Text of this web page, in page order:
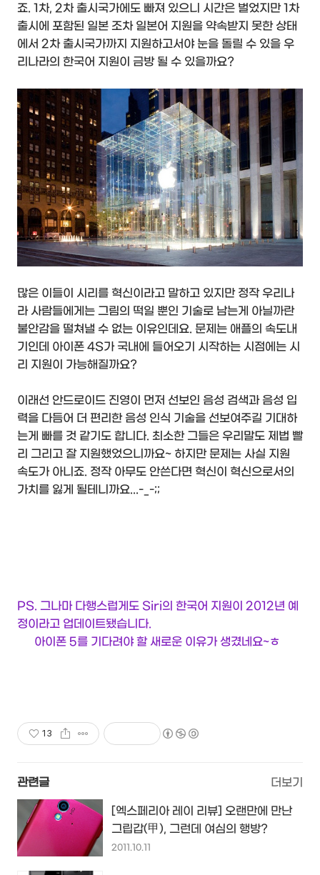
죠. 1차, 2차 출시국가에도 빠져 있으니 시간은 벌었지만 1차
출시에 포함된 일본 조차 일본어 지원을 약속받지 못한 상태
에서 2차 출시국가까지 지원하고서야 눈을 돌릴 수 있을 우
리나라의 한국어 지원이 금방 될 수 있을까요?
많은 이들이 시리를 혁신이라고 말하고 있지만 정작 우리나
라 사람들에게는 그림의 떡일 뿐인 기술로 남는게 아닐까란
불안감을 떨쳐낼 수 없는 이유인데요. 문제는 애플의 속도내
기인데 아이폰 4S가 국내에 들어오기 시작하는 시점에는 시
리 지원이 가능해질까요?
이래선 안드로이드 진영이 먼저 선보인 음성 검색과 음성 입
력을 다듬어 더 편리한 음성 인식 기술을 선보여주길 기대하
는게 빠를 것 같기도 합니다. 최소한 그들은 우리말도 제법 빨
리 그리고 잘 지원했었으니까요~ 하지만 문제는 사실 지원
속도가 아니죠. 정작 아무도 안쓴다면 혁신이 혁신으로서의
가치를 잃게 될테니까요...-_-;;
PS. 그나마 다행스럽게도 Siri의 한국어 지원이 2012년 예
정이라고 업데이트됐습니다.
아이폰 5를 기다려야 할 새로운 이유가 생겼네요~ㅎ
13
관련글 더보기
[엑스페리아 레이 리뷰] 오랜만에 만난
그립갑(甲), 그런데 여심의 행방?
2011.10.11